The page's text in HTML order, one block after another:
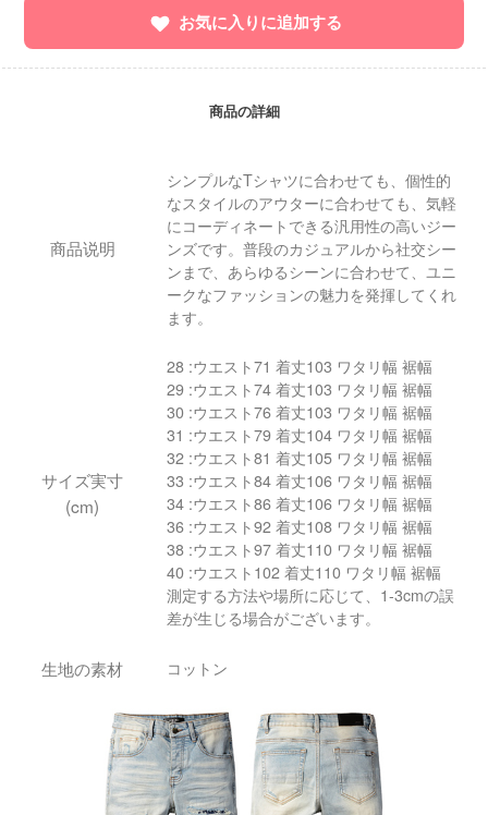
お気に入りに追加する
商品の詳細
商品说明
シンプルなTシャツに合わせても、個性的
なスタイルのアウターに合わせても、気軽
にコーディネートできる汎用性の高いジー
ンズです。普段のカジュアルから社交シー
ンまで、あらゆるシーンに合わせて、ユニ
ークなファッションの魅力を発揮してくれ
ます。
サイズ実寸
(cm)
28 :ウエスト71 着丈103 ワタリ幅 裾幅
29 :ウエスト74 着丈103 ワタリ幅 裾幅
30 :ウエスト76 着丈103 ワタリ幅 裾幅
31 :ウエスト79 着丈104 ワタリ幅 裾幅
32 :ウエスト81 着丈105 ワタリ幅 裾幅
33 :ウエスト84 着丈106 ワタリ幅 裾幅
34 :ウエスト86 着丈106 ワタリ幅 裾幅
36 :ウエスト92 着丈108 ワタリ幅 裾幅
38 :ウエスト97 着丈110 ワタリ幅 裾幅
40 :ウエスト102 着丈110 ワタリ幅 裾幅
測定する方法や場所に応じて、1-3cmの誤
差が生じる場合がございます。
生地の素材 コットン